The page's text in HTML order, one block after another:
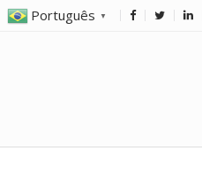
Português ▼